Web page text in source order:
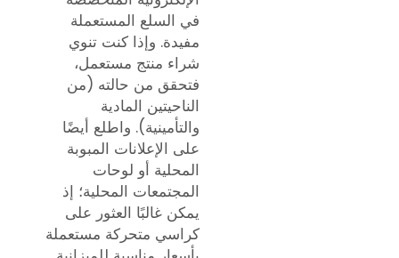
في السلع المستعملة
مفيدة. وإذا كنت تنوي
شراء منتج مستعمل،
فتحقق من حالته (من
الناحيتين المادية
والتأمينية). واطلع أيضًا
على الإعلانات المبوبة
المحلية أو لوحات
المجتمعات المحلية؛ إذ
يمكن غالبًا العثور على
كراسي متحركة مستعملة